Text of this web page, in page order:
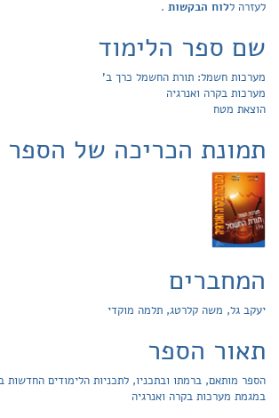
לעזרה ללוח הבקשות .
שם ספר הלימוד
מערכות חשמל: תורת החשמל כרך ב'
מערכות בקרה ואנרגיה
הוצאת מטח
תמונת הכריכה של הספר
המחברים
יעקב גל, משה קלרטג, תלמה מוקדי
תאור הספר
הספר מותאם, ברמתו ובתכניו, לתכניות הלימודים
במגמת מערכות בקרה ואנרגיה